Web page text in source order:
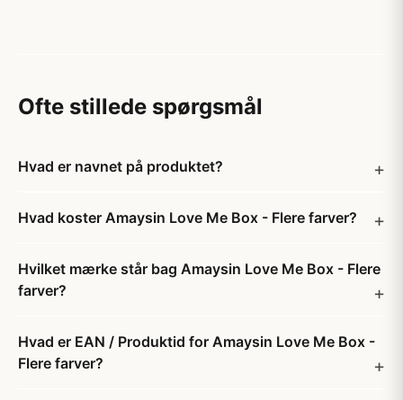
Ofte stillede spørgsmål
Hvad er navnet på produktet?
Hvad koster Amaysin Love Me Box - Flere farver?
Hvilket mærke står bag Amaysin Love Me Box - Flere
farver?
Hvad er EAN / Produktid for Amaysin Love Me Box -
Flere farver?